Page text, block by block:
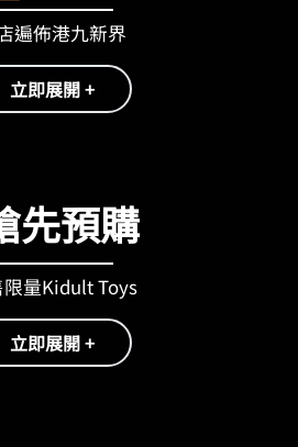
遍佈港九新界
立即展開 +
先預購
量Kidult Toys
立即展開 +